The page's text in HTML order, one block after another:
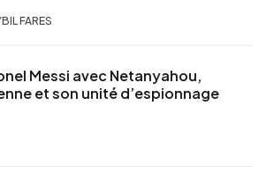
FARES
Messi avec Netanyahou,
et son unité d’espionnage